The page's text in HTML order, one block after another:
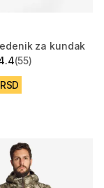
za kundak
from 55
(55)